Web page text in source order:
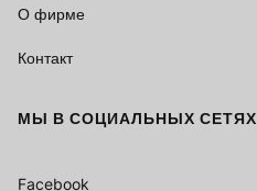
О фирме
Контакт
МЫ В СОЦИАЛЬНЫХ СЕТЯХ
Facebook